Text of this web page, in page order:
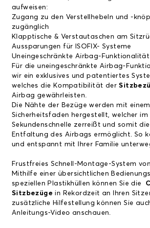
aufweisen:
Zugang zu den Verstellhebeln und -
zugänglich
Klapptische & Verstautaschen am
Aussparungen für ISOFIX- Systeme
Uneingeschränkte Airbag-Funktionalität
Für die uneingeschränkte Airbag-
wir ein exklusives und patentiertes
welches die Kompatibilität der
Airbag gewährleisten.
Die Nähte der Bezüge werden mit einem
Sicherheitsfaden hergestellt, welcher
Sekundenschnelle zerreißt und somit
Entfaltung des Airbags ermöglicht. So
und entspannt mit Ihrer Familie
Frustfreies Schnell-Montage-System
Mithilfe einer übersichtlichen
speziellen Plastikhüllen können Sie die
Sitzbezüge in Rekordzeit an Ihren
zusätzliche Hilfestellung können Sie
Anleitungs-Video anschauen.